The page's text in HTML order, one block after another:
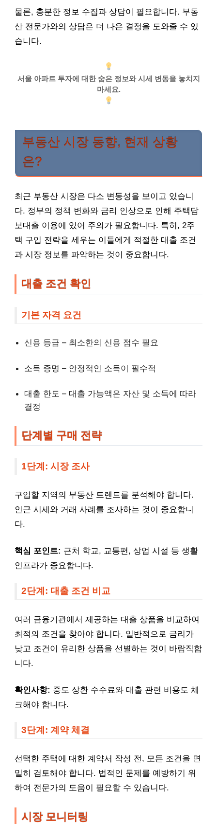
물론, 충분한 정보 수집과 상담이 필요합니다. 부동
산 전문가와의 상담은 더 나은 결정을 도와줄 수 있
습니다.
서울 아파트 투자에 대한 숨은 정보와 시세 변동을 놓치지
마세요.
부동산 시장 동향, 현재 상황
은?
최근 부동산 시장은 다소 변동성을 보이고 있습니
다. 정부의 정책 변화와 금리 인상으로 인해 주택담
보대출 이용에 있어 주의가 필요합니다. 특히, 2주
택 구입 전략을 세우는 이들에게 적절한 대출 조건
과 시장 정보를 파악하는 것이 중요합니다.
대출 조건 확인
기본 자격 요건
신용 등급 – 최소한의 신용 점수 필요
소득 증명 – 안정적인 소득이 필수적
대출 한도 – 대출 가능액은 자산 및 소득에 따라
결정
단계별 구매 전략
1단계: 시장 조사
구입할 지역의 부동산 트렌드를 분석해야 합니다.
인근 시세와 거래 사례를 조사하는 것이 중요합니
다.
핵심 포인트: 근처 학교, 교통편, 상업 시설 등 생활
인프라가 중요합니다.
2단계: 대출 조건 비교
여러 금융기관에서 제공하는 대출 상품을 비교하여
최적의 조건을 찾아야 합니다. 일반적으로 금리가
낮고 조건이 유리한 상품을 선별하는 것이 바람직합
니다.
확인사항: 중도 상환 수수료와 대출 관련 비용도 체
크해야 합니다.
3단계: 계약 체결
선택한 주택에 대한 계약서 작성 전, 모든 조건을 면
밀히 검토해야 합니다. 법적인 문제를 예방하기 위
하여 전문가의 도움이 필요할 수 있습니다.
시장 모니터링